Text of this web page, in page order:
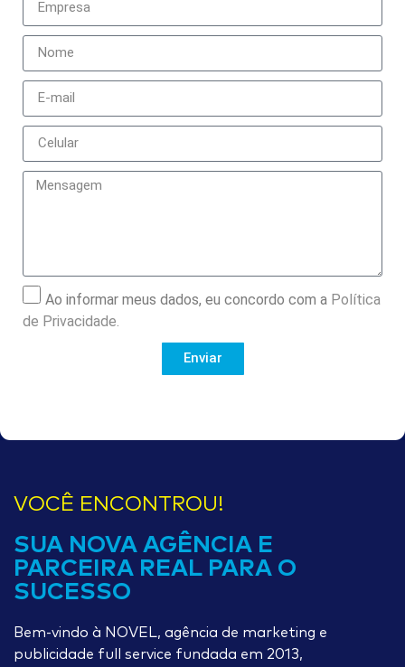
Ao informar meus dados, eu concordo com a Política
de Privacidade.
Enviar
VOCÊ ENCONTROU!
SUA NOVA AGÊNCIA E
PARCEIRA REAL PARA O
SUCESSO
Bem-vindo à NOVEL, agência de marketing e
publicidade full service fundada em 2013,